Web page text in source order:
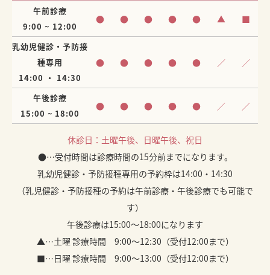
午前診療
9:00 ~ 12:00
● ● ● ● ● ▲ ■
乳幼児健診・予防接
種専用
14:00 ・ 14:30
● ● ● ● ● ／ ／
午後診療
15:00 ~ 18:00
● ● ● ● ● ／ ／
休診日：土曜午後、日曜午後、祝日
●…受付時間は診療時間の15分前までになります。
乳幼児健診・予防接種専用の予約枠は14:00・14:30
（乳児健診・予防接種の予約は午前診療・午後診療でも可能で
す）
午後診療は15:00～18:00になります
▲…土曜 診療時間 9:00～12:30（受付12:00まで）
■…日曜 診療時間 9:00～13:00（受付12:00まで）